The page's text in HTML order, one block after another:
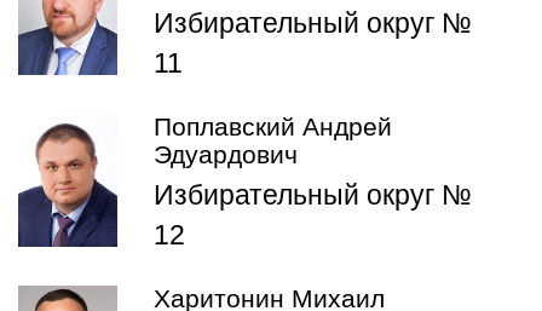
Избирательный округ №
11
Поплавский Андрей
Эдуардович
Избирательный округ №
12
Харитонин Михаил